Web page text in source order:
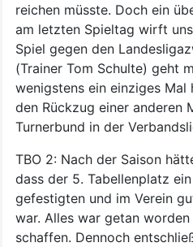
reichen müsste. Doch ein
am letzten Spieltag wirft
Spiel gegen den
(Trainer Tom Schulte) geht
wenigstens ein einziges Mal
den Rückzug einer anderen
Turnerbund in der
TBO 2: Nach der Saison
dass der 5. Tabellenplatz
gefestigten und im Verein
war. Alles war getan
schaffen. Dennoch